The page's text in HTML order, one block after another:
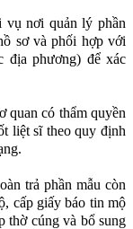
vụ nơi quản lý phần
sơ và phối hợp với
địa phương) để xác
quan có thẩm quyền
liệt sĩ theo quy định
trả phần mẫu còn
cấp giấy báo tin mộ
thờ cúng và bổ sung